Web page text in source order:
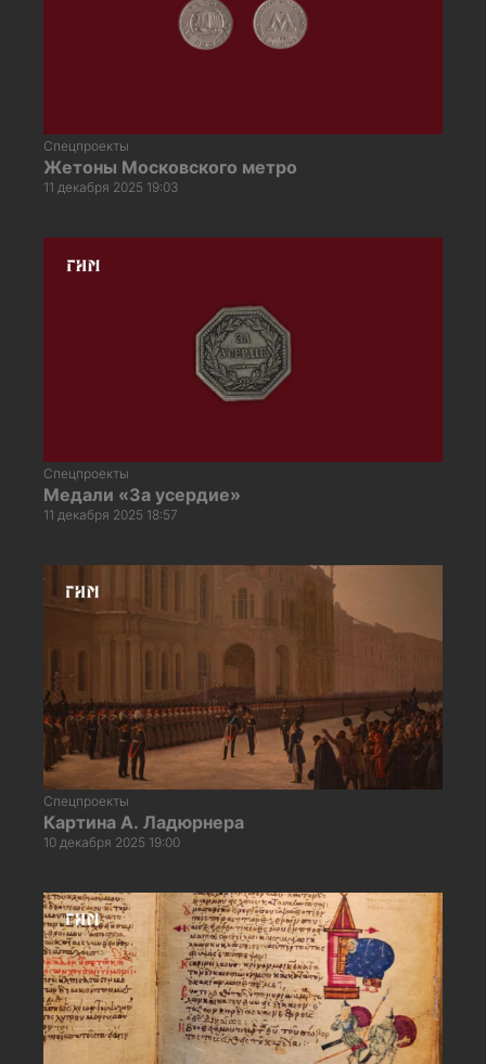
Спецпроекты
Жетоны Московского метро
11 декабря 2025 19:03
Спецпроекты
Медали «За усердие»
11 декабря 2025 18:57
Спецпроекты
Картина А. Ладюрнера
10 декабря 2025 19:00